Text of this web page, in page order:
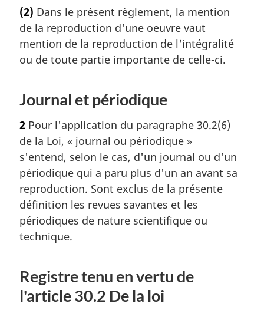
e
e
e
e
a
r
f
é
n
e
d
e
l
a
n
o
t
e
b
a
s
(2) Dans le présent règlement, la mention
de la reproduction d'une oeuvre vaut
mention de la reproduction de l'intégralité
ou de toute partie importante de celle-ci.
Journal et périodique
2 Pour l'application du paragraphe 30.2(6)
de la Loi, « journal ou périodique »
s'entend, selon le cas, d'un journal ou d'un
périodique qui a paru plus d'un an avant sa
reproduction. Sont exclus de la présente
définition les revues savantes et les
périodiques de nature scientifique ou
technique.
Registre tenu en vertu de
l'article 30.2 De la loi